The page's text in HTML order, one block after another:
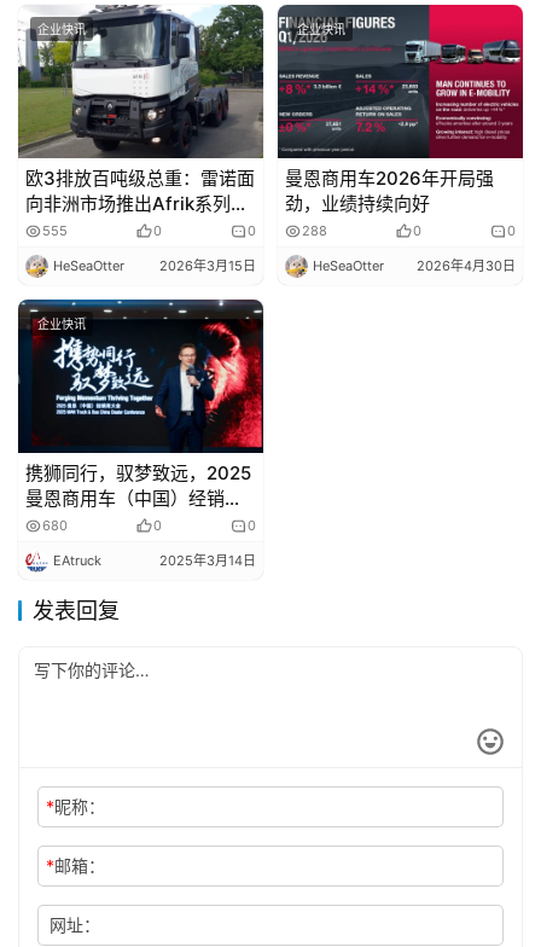
社
区
企业快讯
欧3排放百吨级总重：雷诺面
向非洲市场推出Afrik系列卡
车555 0 0
HeSeaOtter 2026年3月15日
企业快讯
曼恩商用车2026年开局强
劲，业绩持续向好
288 0 0
HeSeaOtter 2026年4月30日
企业快讯
携狮同行，驭梦致远，2025
曼恩商用车（中国）经销商
大会圆满举行
680 0 0
EAtruck 2025年3月14日
发表回复
*昵称：
*邮箱：
网址：